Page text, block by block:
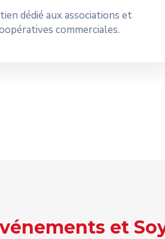
dédié aux associations et
commerciales.
et